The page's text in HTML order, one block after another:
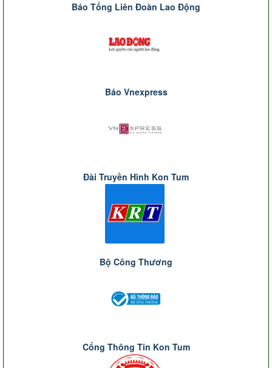
Báo Tổng Liên Đoàn Lao Động
Báo Vnexpress
Đài Truyền Hình Kon Tum
Bộ Công Thương
Cổng Thông Tin Kon Tum